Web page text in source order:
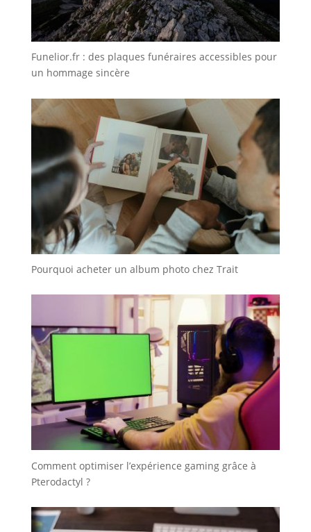
Funelior.fr : des plaques funéraires accessibles pour
un hommage sincère
Pourquoi acheter un album photo chez Trait
Comment optimiser l’expérience gaming grâce à
Pterodactyl ?